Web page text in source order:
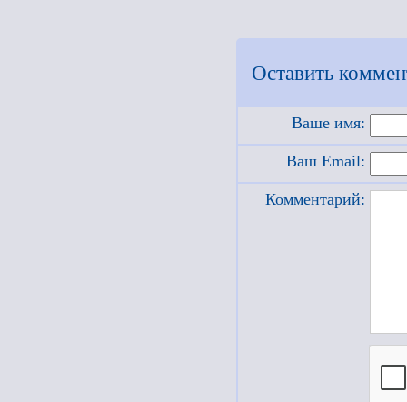
Оставить
Ваше имя:
Ваш Email:
Комментарий: